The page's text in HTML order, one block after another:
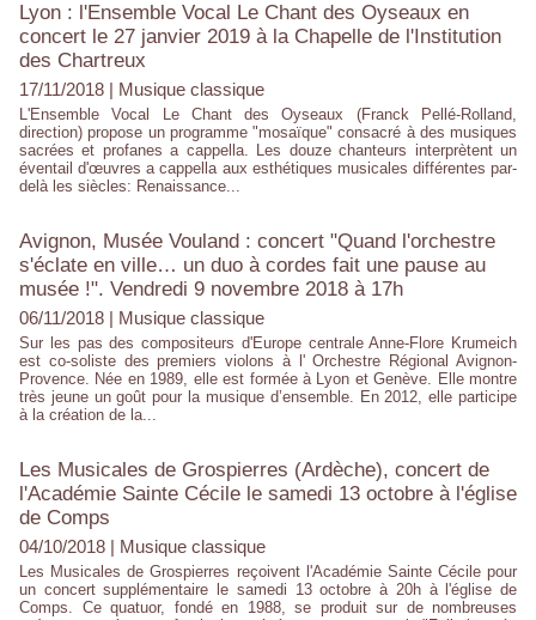
Lyon : l'Ensemble Vocal Le Chant des Oyseaux en
concert le 27 janvier 2019 à la Chapelle de l'Institution
des Chartreux
17/11/2018 | Musique classique
L'Ensemble Vocal Le Chant des Oyseaux (Franck Pellé-Rolland,
direction) propose un programme "mosaïque" consacré à des musiques
sacrées et profanes a cappella. Les douze chanteurs interprètent un
éventail d'œuvres a cappella aux esthétiques musicales différentes par-
delà les siècles: Renaissance...
Avignon, Musée Vouland : concert "Quand l'orchestre
s'éclate en ville… un duo à cordes fait une pause au
musée !". Vendredi 9 novembre 2018 à 17h
06/11/2018 | Musique classique
Sur les pas des compositeurs d'Europe centrale Anne-Flore Krumeich
est co-soliste des premiers violons à l' Orchestre Régional Avignon-
Provence. Née en 1989, elle est formée à Lyon et Genève. Elle montre
très jeune un goût pour la musique d’ensemble. En 2012, elle participe
à la création de la...
Les Musicales de Grospierres (Ardèche), concert de
l'Académie Sainte Cécile le samedi 13 octobre à l'église
de Comps
04/10/2018 | Musique classique
Les Musicales de Grospierres reçoivent l'Académie Sainte Cécile pour
un concert supplémentaire le samedi 13 octobre à 20h à l'église de
Comps. Ce quatuor, fondé en 1988, se produit sur de nombreuses